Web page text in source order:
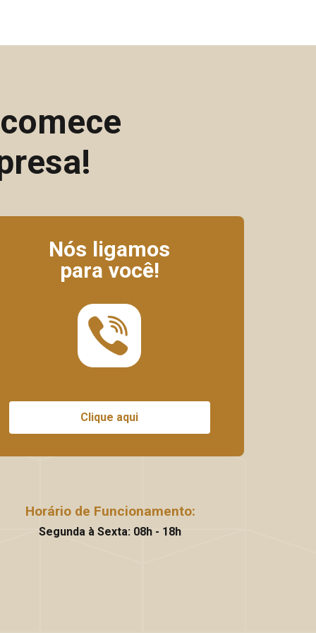
Nós ligamos
para você!
Clique aqui
Horário de Funcionamento:
Segunda à Sexta: 08h - 18h